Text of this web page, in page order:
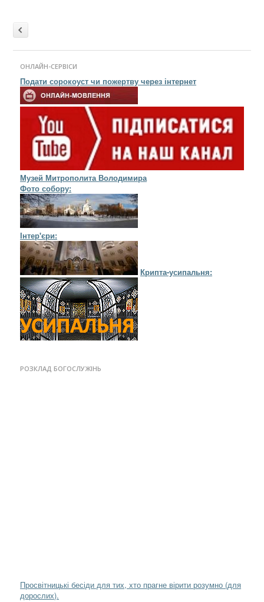
Post navigation
ОНЛАЙН-СЕРВІСИ
Подати сорокоуст чи пожертву через інтернет
Музей Митрополита Володимира
Фото собору:
Інтер'єри:
Крипта-усипальня:
РОЗКЛАД БОГОСЛУЖІНЬ
Просвітницькі бесіди для тих, хто прагне вірити розумно (для
дорослих).